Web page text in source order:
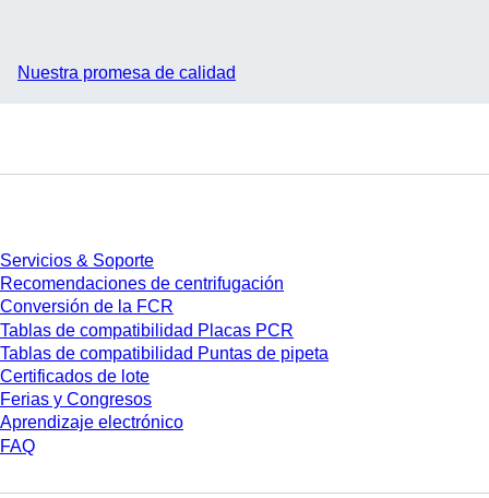
Nuestra promesa de calidad
Servicios & Soporte
Recomendaciones de centrifugación
Conversión de la FCR
Tablas de compatibilidad Placas PCR
Tablas de compatibilidad Puntas de pipeta
Certificados de lote
Ferias y Congresos
Aprendizaje electrónico
FAQ